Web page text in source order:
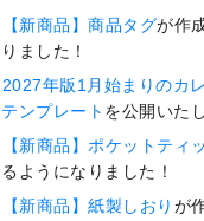
【新商品】商品タグが作
りました！
2027年版1月始まりのカ
テンプレート を公開いた
【新商品】ポケットティ
るようになりました！
【新商品】紙製しおり が